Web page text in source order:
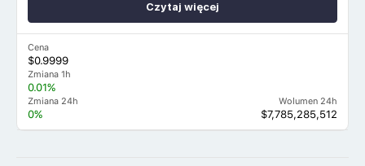
Cena
$0.9999
Zmiana 1h
0.01%
Zmiana 24h
0%
Wolumen 24h
$7,785,285,512
Czytaj więcej